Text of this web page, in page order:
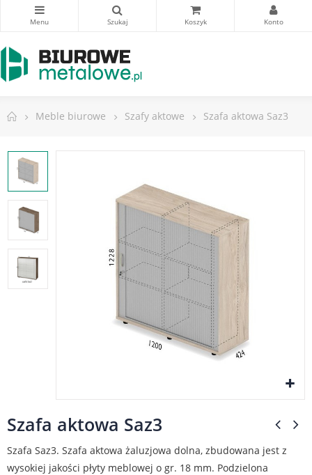
Meble biurowe Szafy aktowe Szafa aktowa Saz3
Szafa aktowa Saz3
Szafa Saz3. Szafa aktowa żaluzjowa dolna, zbudowana jest z
wysokiej jakości płyty meblowej o gr. 18 mm. Podzielona